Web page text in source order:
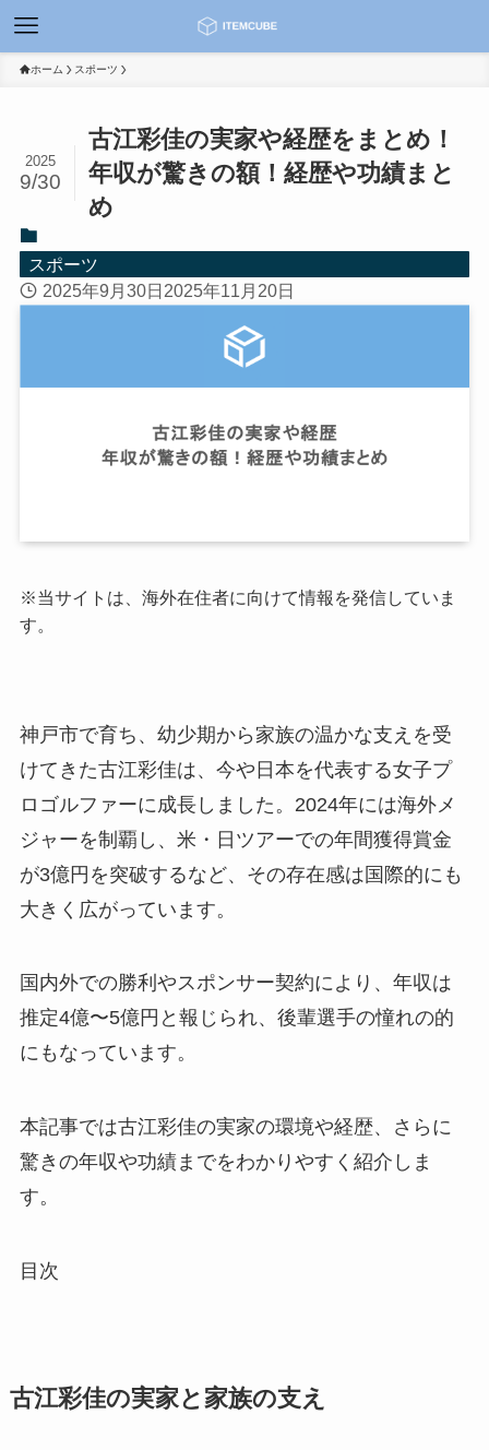
ホーム スポーツ
古江彩佳の実家や経歴をまとめ！
年収が驚きの額！経歴や功績まと
め
2025
9/30
スポーツ
2025年9月30日 2025年11月20日
※当サイトは、海外在住者に向けて情報を発信していま
す。
神戸市で育ち、幼少期から家族の温かな支えを受
けてきた古江彩佳は、今や日本を代表する女子プ
ロゴルファーに成長しました。2024年には海外メ
ジャーを制覇し、米・日ツアーでの年間獲得賞金
が3億円を突破するなど、その存在感は国際的にも
大きく広がっています。
国内外での勝利やスポンサー契約により、年収は
推定4億〜5億円と報じられ、後輩選手の憧れの的
にもなっています。
本記事では古江彩佳の実家の環境や経歴、さらに
驚きの年収や功績までをわかりやすく紹介しま
す。
目次
古江彩佳の実家と家族の支え